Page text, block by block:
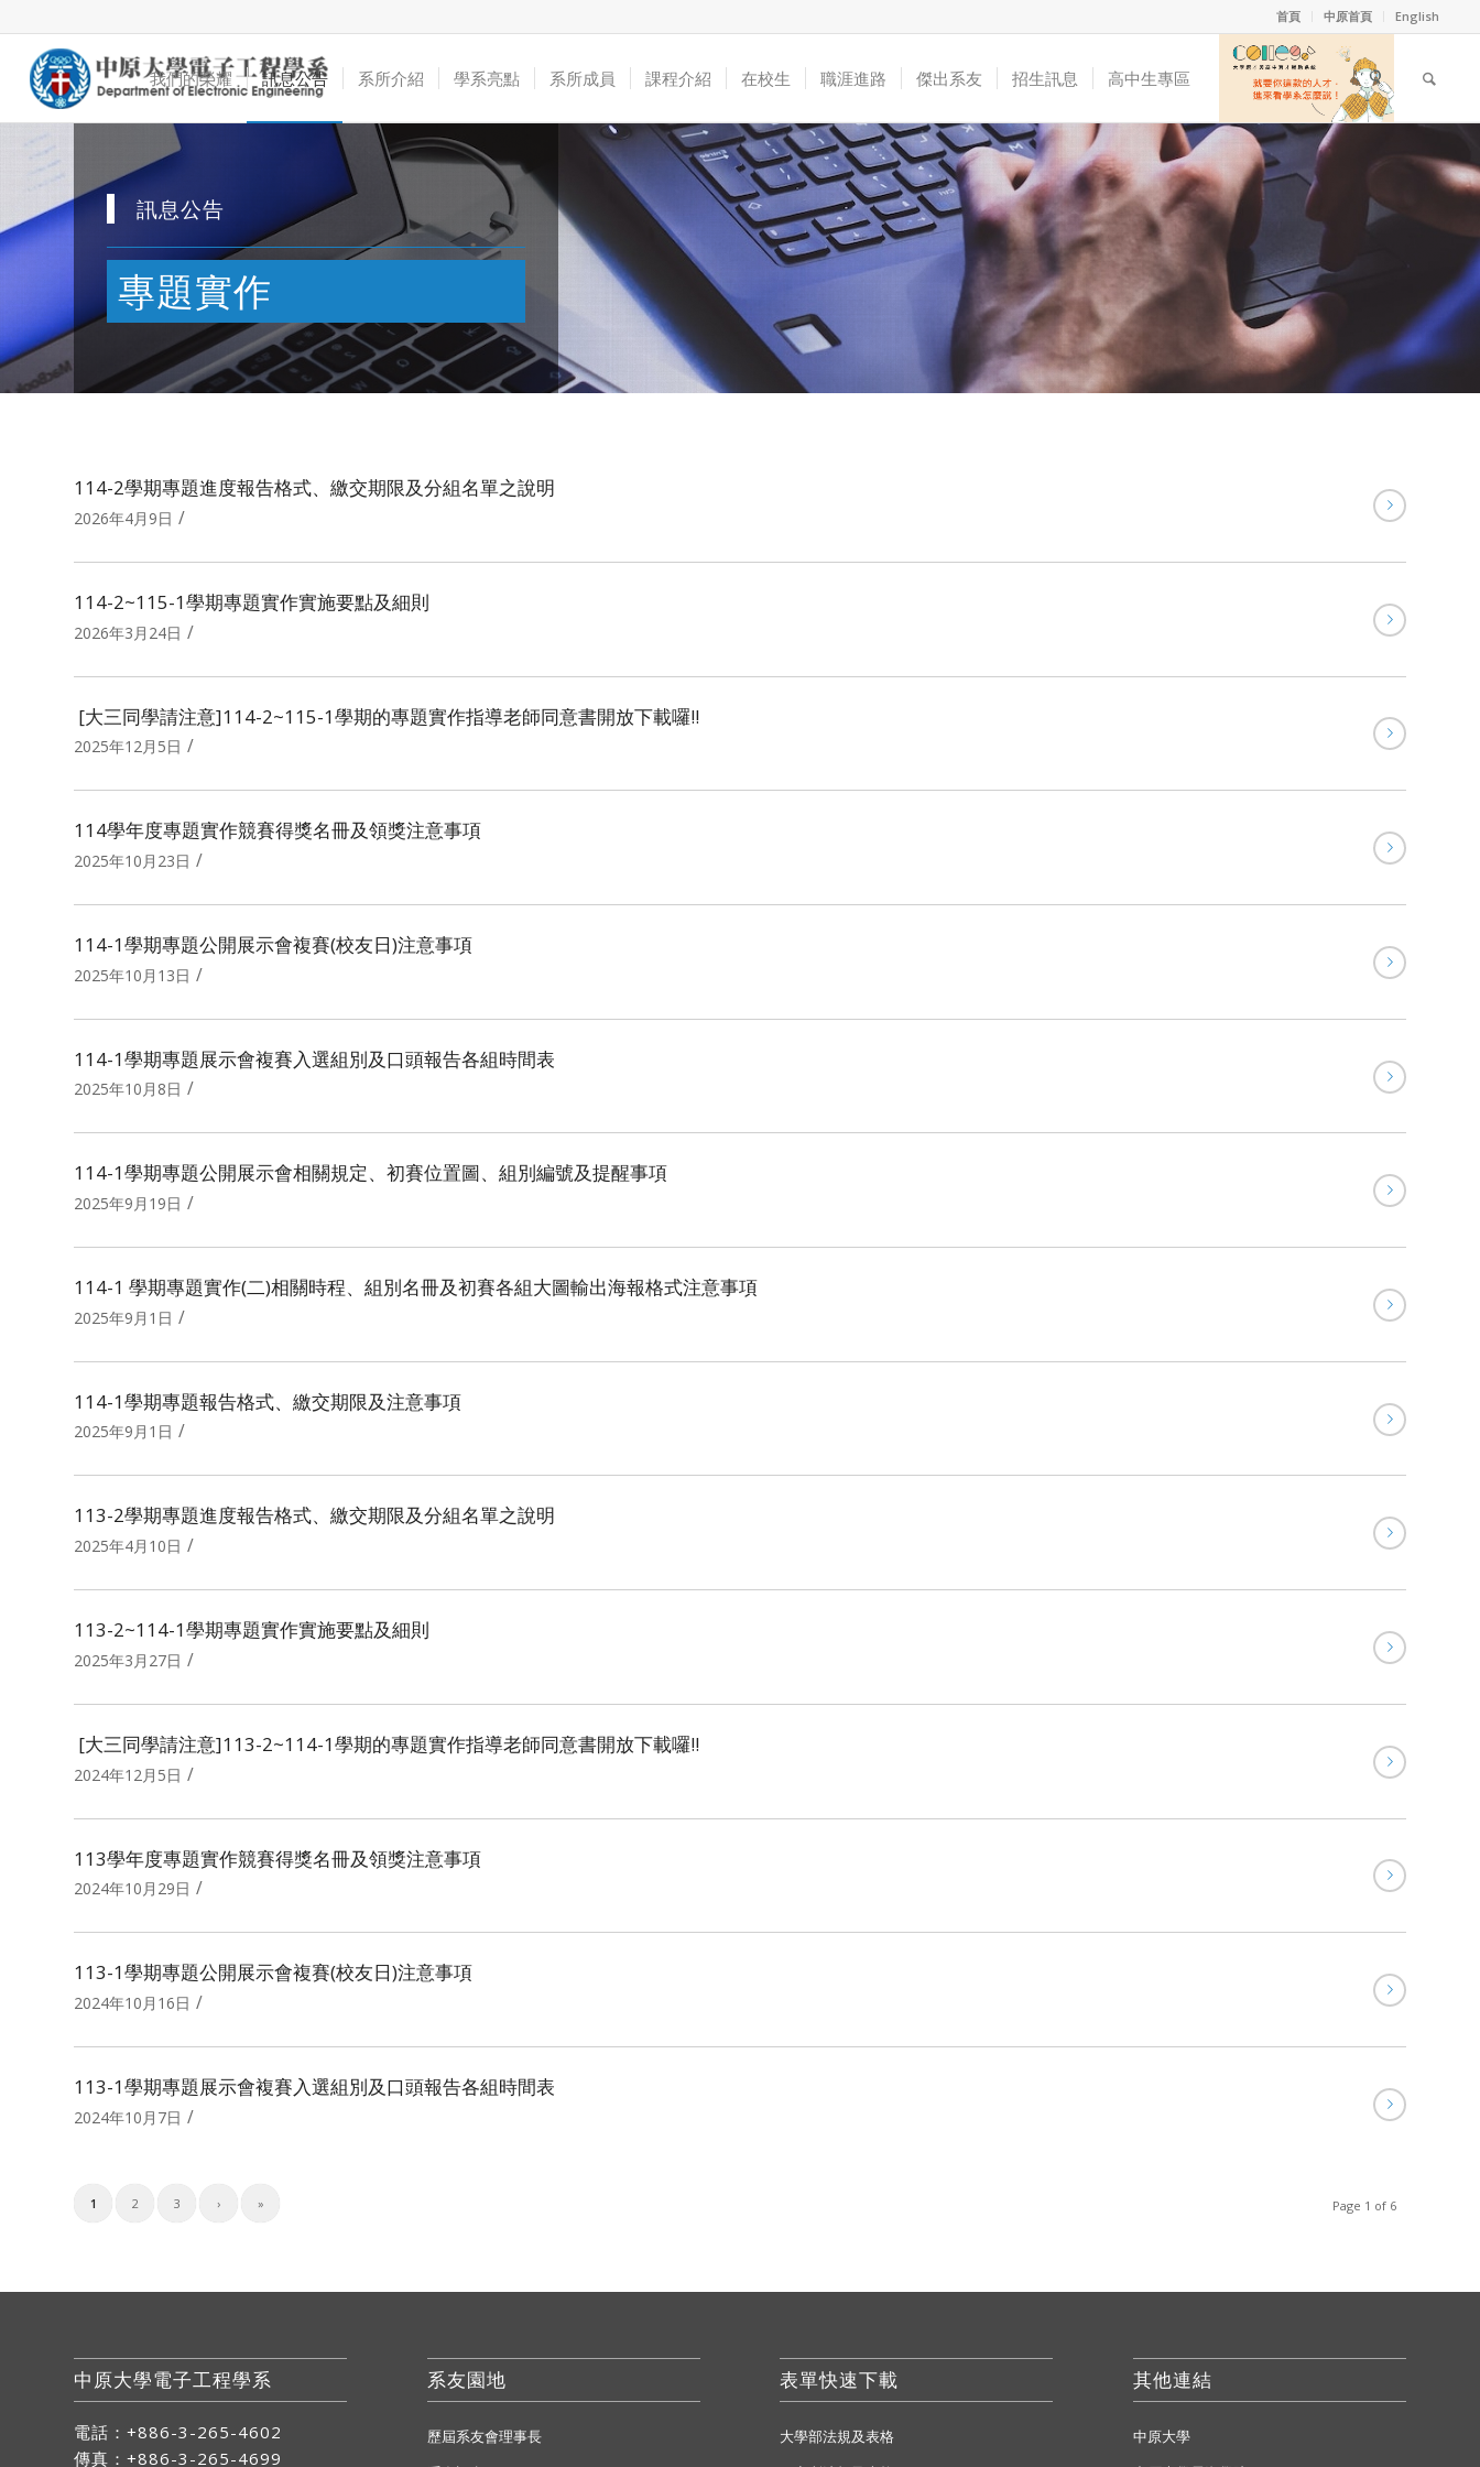
首頁 中原首頁 English
我們的榮耀 訊息公告 系所介紹 學系亮點 系所成員 課程介紹 在校生 職涯進路 傑出系友 招生訊息 高中生專區
訊息公告
專題實作
114-2學期專題進度報告格式、繳交期限及分組名單之說明
2026年4月9日 /
114-2~115-1學期專題實作實施要點及細則
2026年3月24日 /
[大三同學請注意]114-2~115-1學期的專題實作指導老師同意書開放下載囉!!
2025年12月5日 /
114學年度專題實作競賽得獎名冊及領獎注意事項
2025年10月23日 /
114-1學期專題公開展示會複賽(校友日)注意事項
2025年10月13日 /
114-1學期專題展示會複賽入選組別及口頭報告各組時間表
2025年10月8日 /
114-1學期專題公開展示會相關規定、初賽位置圖、組別編號及提醒事項
2025年9月19日 /
114-1 學期專題實作(二)相關時程、組別名冊及初賽各組大圖輸出海報格式注意事項
2025年9月1日 /
114-1學期專題報告格式、繳交期限及注意事項
2025年9月1日 /
113-2學期專題進度報告格式、繳交期限及分組名單之說明
2025年4月10日 /
113-2~114-1學期專題實作實施要點及細則
2025年3月27日 /
[大三同學請注意]113-2~114-1學期的專題實作指導老師同意書開放下載囉!!
2024年12月5日 /
113學年度專題實作競賽得獎名冊及領獎注意事項
2024年10月29日 /
113-1學期專題公開展示會複賽(校友日)注意事項
2024年10月16日 /
113-1學期專題展示會複賽入選組別及口頭報告各組時間表
2024年10月7日 /
Page 1 of 6
1 2 3 › »
中原大學電子工程學系
電話：+886-3-265-4602
傳真：+886-3-265-4699
系友園地
歷屆系友會理事長
表單快速下載
大學部法規及表格
其他連結
中原大學